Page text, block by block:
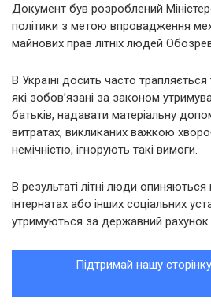
Документ був розроблений
політики з метою впровадження
майнових прав літніх людей
В Україні досить часто
які зобов’язані за законом
батьків, надавати матеріальну
витратах, викликаних важкою
немічністю, ігнорують такі вимоги.
В результаті літні люди опиняються
інтернатах або інших соціальних
утримуються за державний рахунок.
Підтримай нашу